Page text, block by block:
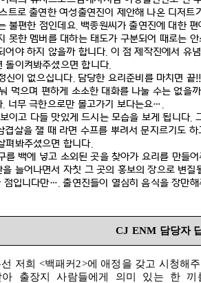
트로 출연한 여성출연진이 제안해 나온 디저트
불편한 점인데요. 백종원씨가 출연진에 대한 편
못한 멤버를 대하는 태도가 구분되어 때로는
어야 하지 않을까 합니다. 이 점 제작진에서 유
돌이켜봐주셨으면 합니다.
신이 없으십니다. 담당한 요리준비를 마치면 끝!!
먹으며 편하게 소소한 대화를 나눌 수는 없을
. 너무 극한으로만 몰고가기 보다는요….
이고 다들 맛있게 드시는 모습을 보게 됩니다.
겹살을 잴 때 라면 수프를 뿌려서 문지르기도
펴봐주셨으면 합니다.
를 백에 넣고 소외된 곳을 찾아가 요리를 만들
늘어나면서 자칫 그 곳의 홍보의 장으로 변
점입니다만….출연진들이 열심히 음식을 장만
CJ ENM 담당자
저희 <백패커 2>에 애정을 갖고 시청해
출장지 사람들에게 의미 있는 한 끼